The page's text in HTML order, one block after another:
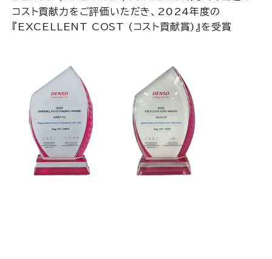
コスト貢献力をご評価いただき、2024年度の
『EXCELLENT COST (コスト貢献賞)』を受賞